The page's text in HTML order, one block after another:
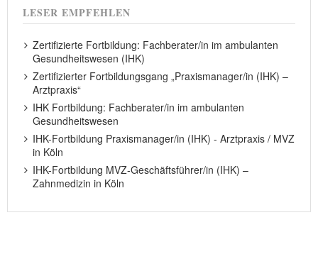
LESER EMPFEHLEN
Zertifizierte Fortbildung: Fachberater/in im ambulanten
Gesundheitswesen (IHK)
Zertifizierter Fortbildungsgang „Praxismanager/in (IHK) –
Arztpraxis“
IHK Fortbildung: Fachberater/in im ambulanten
Gesundheitswesen
IHK-Fortbildung Praxismanager/in (IHK) - Arztpraxis / MVZ
in Köln
IHK-Fortbildung MVZ-Geschäftsführer/in (IHK) –
Zahnmedizin in Köln